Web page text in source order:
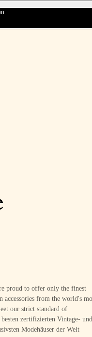
proud to offer only the finest
accessories from the world's
our strict standard of
zertifizierten Vintage- und
Modehäuser der Welt